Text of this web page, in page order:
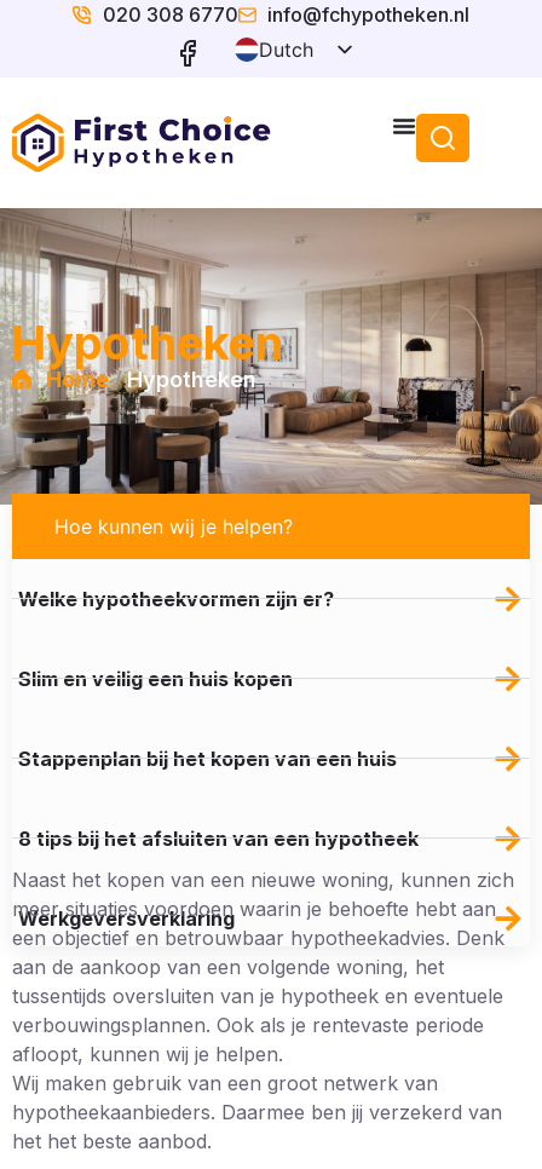
020 308 6770
info@fchypotheken.nl
Dutch
Hypotheken
Home/Hypotheken
Hoe kunnen wij je helpen?
Welke hypotheekvormen zijn er?
Slim en veilig een huis kopen
Stappenplan bij het kopen van een huis​
8 tips bij het afsluiten van een hypotheek
Werkgeversverklaring
Naast het kopen van een nieuwe woning, kunnen zich
meer situaties voordoen waarin je behoefte hebt aan
een objectief en betrouwbaar hypotheekadvies. Denk
aan de aankoop van een volgende woning, het
tussentijds oversluiten van je hypotheek en eventuele
verbouwingsplannen. Ook als je rentevaste periode
afloopt, kunnen wij je helpen.
Wij maken gebruik van een groot netwerk van
hypotheekaanbieders. Daarmee ben jij verzekerd van
het het beste aanbod.